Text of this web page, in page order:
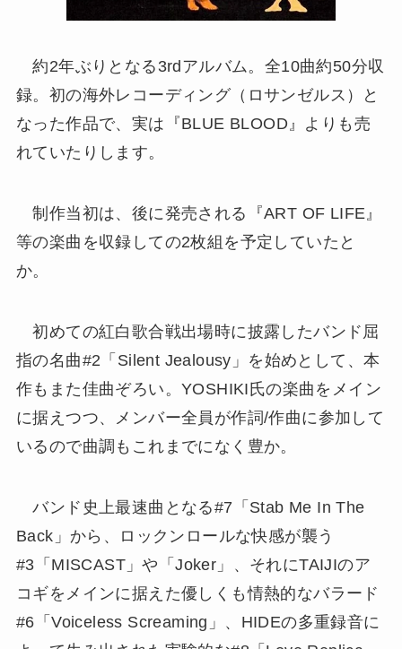
約2年ぶりとなる3rdアルバム。全10曲約50分収
録。初の海外レコーディング（ロサンゼルス）と
なった作品で、実は『BLUE BLOOD』よりも売
れていたりします。
制作当初は、後に発売される『ART OF LIFE』
等の楽曲を収録しての2枚組を予定していたと
か。
初めての紅白歌合戦出場時に披露したバンド屈
指の名曲#2「Silent Jealousy」を始めとして、本
作もまた佳曲ぞろい。YOSHIKI氏の楽曲をメイン
に据えつつ、メンバー全員が作詞/作曲に参加して
いるので曲調もこれまでになく豊か。
バンド史上最速曲となる#7「Stab Me In The
Back」から、ロックンロールな快感が襲う
#3「MISCAST」や「Joker」、それにTAIJIのア
コギをメインに据えた優しくも情熱的なバラード
#6「Voiceless Screaming」、HIDEの多重録音に